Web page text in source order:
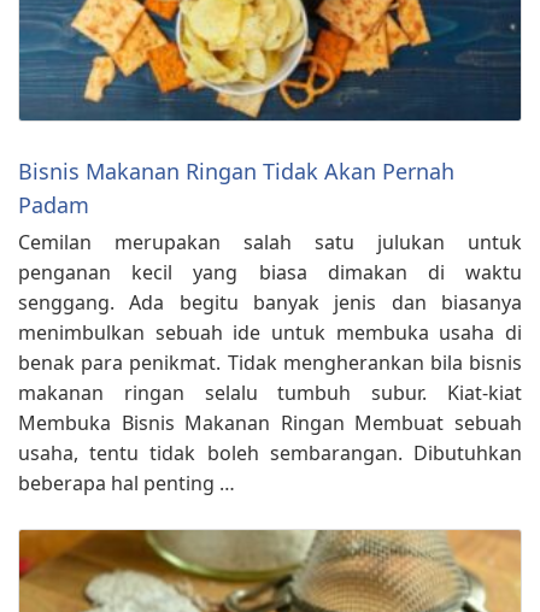
Bisnis Makanan Ringan Tidak Akan Pernah
Padam
Cemilan merupakan salah satu julukan untuk
penganan kecil yang biasa dimakan di waktu
senggang. Ada begitu banyak jenis dan biasanya
menimbulkan sebuah ide untuk membuka usaha di
benak para penikmat. Tidak mengherankan bila bisnis
makanan ringan selalu tumbuh subur. Kiat-kiat
Membuka Bisnis Makanan Ringan Membuat sebuah
usaha, tentu tidak boleh sembarangan. Dibutuhkan
beberapa hal penting …